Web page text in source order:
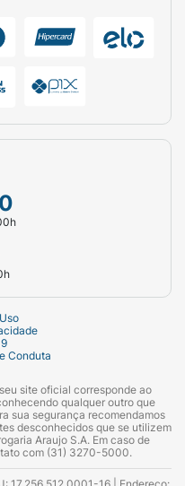
Conduta
site oficial corresponde ao
qualquer outro que
sua segurança recomendamos
desconhecidos que se utilizem
Araujo S.A. Em caso de
com (31) 3270-5000.